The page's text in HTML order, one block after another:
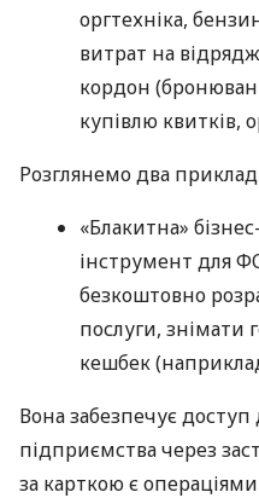
оргтехніка,
витрат на
кордон
купівлю квитків,
Розглянемо два
«Блакитна»
інструмент для
безкоштовно
послуги, знімати
кешбек
Вона забезпечує
підприємства через
за карткою є